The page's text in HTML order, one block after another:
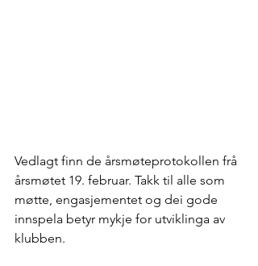
Vedlagt finn de årsmøteprotokollen frå
årsmøtet 19. februar. Takk til alle som
møtte, engasjementet og dei gode
innspela betyr mykje for utviklinga av
klubben.